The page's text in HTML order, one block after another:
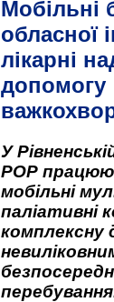
Мобільні
обласної
лікарні
допомогу
У
РОР
мобільні
паліативні
комплексну